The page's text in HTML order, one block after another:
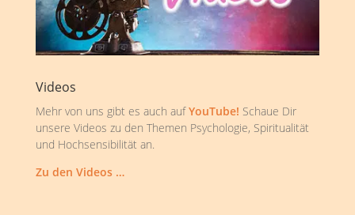
Videos
Mehr von uns gibt es auch aufYouTube! Schaue Dir
unsere Videos zu den Themen Psychologie, Spiritualität
und Hochsensibilität an.
Zu den Videos …